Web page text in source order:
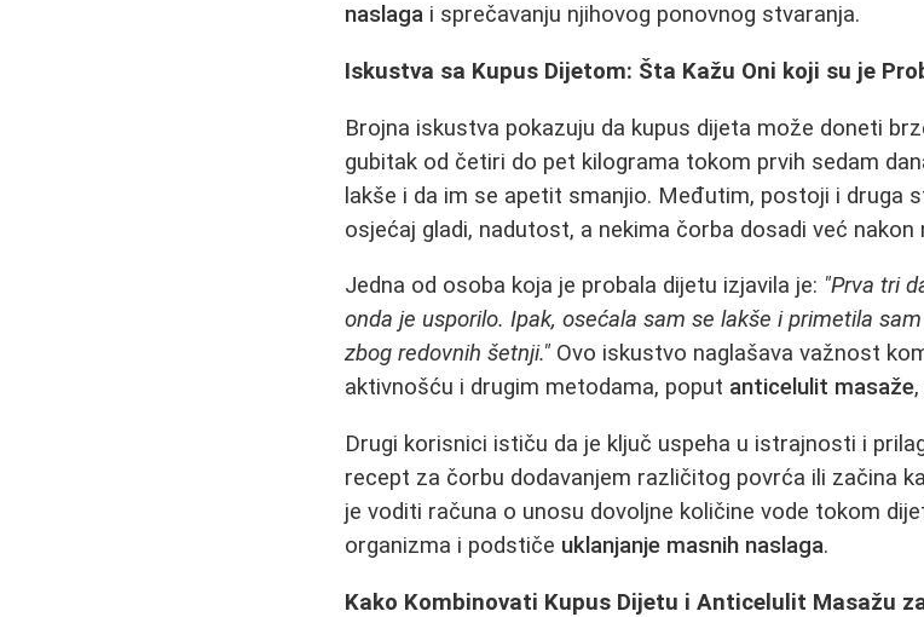
naslaga i sprečavanju njihovog ponovnog stvaranja.
Iskustva sa Kupus Dijetom: Šta Kažu Oni koji su je
Brojna iskustva pokazuju da kupus dijeta može doneti
gubitak od četiri do pet kilograma tokom prvih sedam
lakše i da im se apetit smanjio. Međutim, postoji i druga
osjećaj gladi, nadutost, a nekima čorba dosadi već nakon
Jedna od osoba koja je probala dijetu izjavila je: "Prva tri
onda je usporilo. Ipak, osećala sam se lakše i primetila
zbog redovnih šetnji." Ovo iskustvo naglašava važnost
aktivnošću i drugim metodama, poput anticelulit masaže
Drugi korisnici ističu da je ključ uspeha u istrajnosti i
recept za čorbu dodavanjem različitog povrća ili začina
je voditi računa o unosu dovoljne količine vode tokom
organizma i podstiče uklanjanje masnih naslaga.
Kako Kombinovati Kupus Dijetu i Anticelulit Masažu